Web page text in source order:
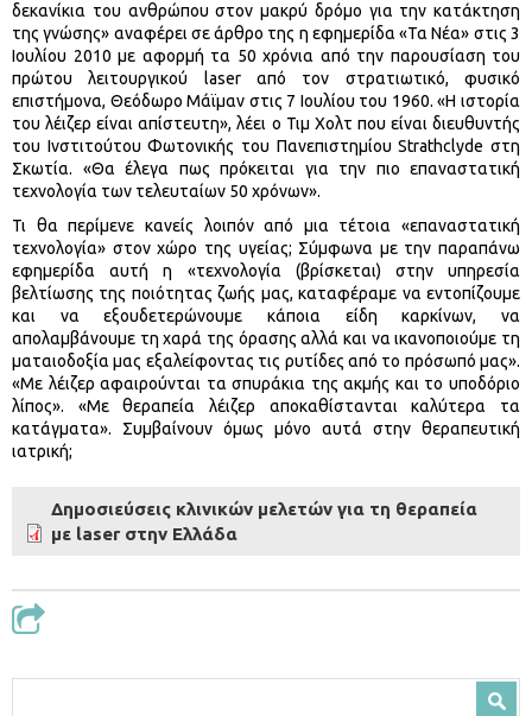
δεκανίκια του ανθρώπου στον μακρύ δρόμο για την κατάκτηση
της γνώσης» αναφέρει σε άρθρο της η εφημερίδα «Τα Νέα» στις 3
Ιουλίου 2010 με αφορμή τα 50 χρόνια από την παρουσίαση του
πρώτου λειτουργικού laser από τον στρατιωτικό, φυσικό
επιστήμονα, Θεόδωρο Μάϊμαν στις 7 Ιουλίου του 1960. «Η ιστορία
του λέιζερ είναι απίστευτη», λέει ο Τιμ Χολτ που είναι διευθυντής
του Ινστιτούτου Φωτονικής του Πανεπιστημίου Strathclyde στη
Σκωτία. «Θα έλεγα πως πρόκειται για την πιο επαναστατική
τεχνολογία των τελευταίων 50 χρόνων».
Τι θα περίμενε κανείς λοιπόν από μια τέτοια «επαναστατική
τεχνολογία» στον χώρο της υγείας; Σύμφωνα με την παραπάνω
εφημερίδα αυτή η «τεχνολογία (βρίσκεται) στην υπηρεσία
βελτίωσης της ποιότητας ζωής μας, καταφέραμε να εντοπίζουμε
και να εξουδετερώνουμε κάποια είδη καρκίνων, να
απολαμβάνουμε τη χαρά της όρασης αλλά και να ικανοποιούμε τη
ματαιοδοξία μας εξαλείφοντας τις ρυτίδες από το πρόσωπό μας».
«Με λέιζερ αφαιρούνται τα σπυράκια της ακμής και το υποδόριο
λίπος». «Με θεραπεία λέιζερ αποκαθίστανται καλύτερα τα
κατάγματα». Συμβαίνουν όμως μόνο αυτά στην θεραπευτική
ιατρική;
Δημοσιεύσεις κλινικών μελετών για τη θεραπεία
με laser στην Ελλάδα